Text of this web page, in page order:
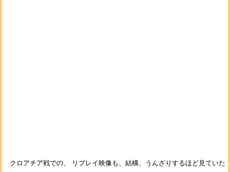
クロアチア戦での、 リプレイ映像も、結構、うんざりするほど見ていた